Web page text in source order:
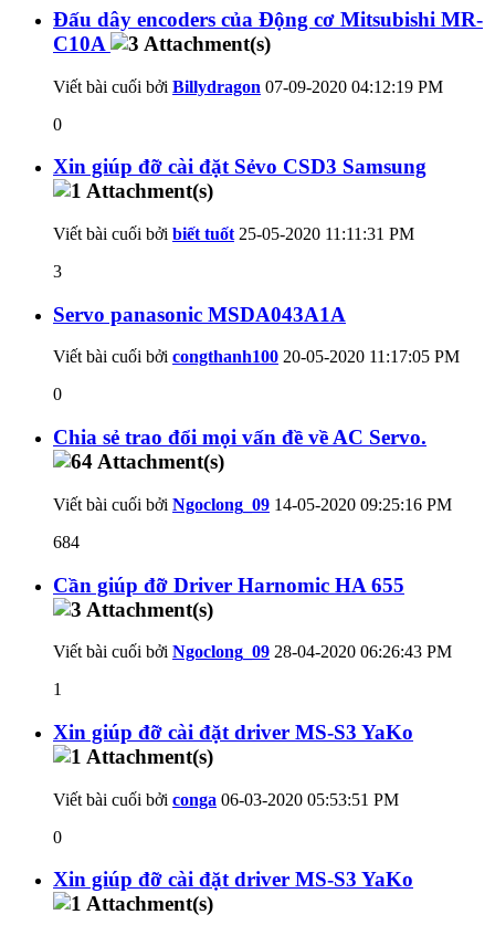
Đấu dây encoders của Động cơ Mitsubishi MR-
C10A
Viết bài cuối bởi Billydragon 07-09-2020 04:12:19 PM
0
Xin giúp đỡ cài đặt Sẻvo CSD3 Samsung
Viết bài cuối bởi biết tuốt 25-05-2020 11:11:31 PM
3
Servo panasonic MSDA043A1A
Viết bài cuối bởi congthanh100 20-05-2020 11:17:05 PM
0
Chia sẻ trao đổi mọi vấn đề về AC Servo.
Viết bài cuối bởi Ngoclong_09 14-05-2020 09:25:16 PM
684
Cần giúp đỡ Driver Harnomic HA 655
Viết bài cuối bởi Ngoclong_09 28-04-2020 06:26:43 PM
1
Xin giúp đỡ cài đặt driver MS-S3 YaKo
Viết bài cuối bởi conga 06-03-2020 05:53:51 PM
0
Xin giúp đỡ cài đặt driver MS-S3 YaKo